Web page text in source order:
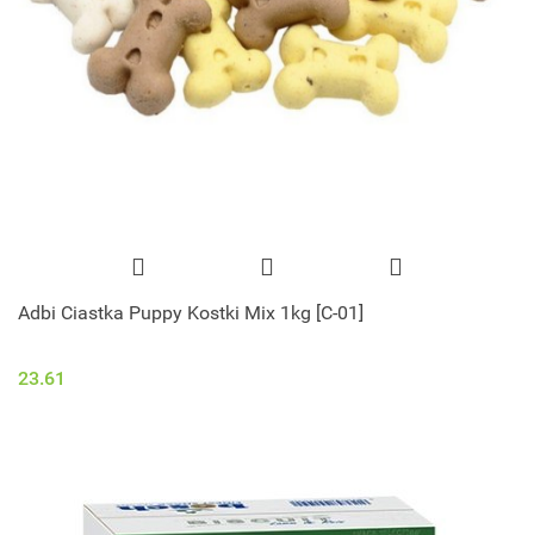
Adbi Ciastka Puppy Kostki Mix 1kg [C-01]
23.61